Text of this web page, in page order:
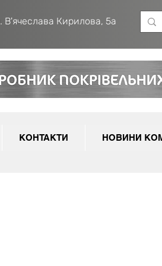
В'ячеслава Кирилова, 5а
КОНТАКТИ НОВИНИ